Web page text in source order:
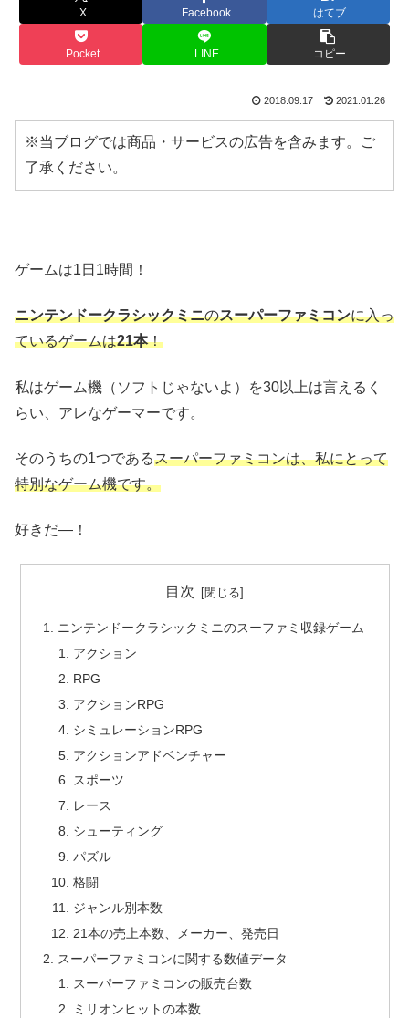
X Facebook はてブ
Pocket LINE コピー
2018.09.17 2021.01.26
※当ブログでは商品・サービスの広告を含みます。ご
了承ください。
ゲームは1日1時間！
ニンテンドークラシックミニのスーパーファミコンに入っ
ているゲームは21本！
私はゲーム機（ソフトじゃないよ）を30以上は言えるく
らい、アレなゲーマーです。
そのうちの1つであるスーパーファミコンは、私にとって
特別なゲーム機です。
好きだ―！
目次
ニンテンドークラシックミニのスーファミ収録ゲーム
アクション
RPG
アクションRPG
シミュレーションRPG
アクションアドベンチャー
スポーツ
レース
シューティング
パズル
格闘
ジャンル別本数
21本の売上本数、メーカー、発売日
スーパーファミコンに関する数値データ
スーパーファミコンの販売台数
ミリオンヒットの本数